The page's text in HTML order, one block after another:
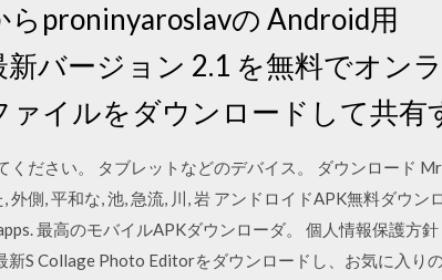
らproninyaroslavの Android用
新バージョン 2.1 を無料でオン
イルをダウンロードして共有
ください。 タブレットなどのデバイス。 ダウンロード
外側, 平和な, 池, 急流, 川, 岩 アンドロイドAPK無料ダウ
最高のモバイルAPKダウンローダ。 個人情報保護方
S Collage Photo Editorをダウンロードし、お気に入り